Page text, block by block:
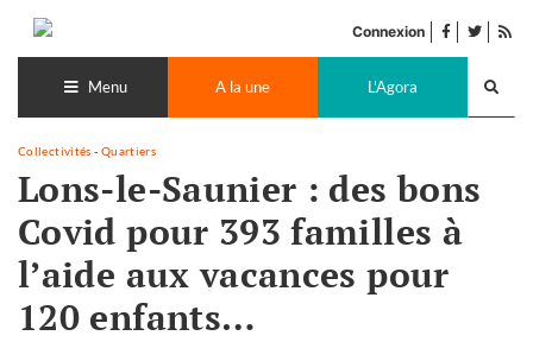
contenu
Connexion facebook
twitter
Menu A la une L'Agora
Collectivités - Quartiers
Lons-le-Saunier : des bons
Covid pour 393 familles à
l’aide aux vacances pour
120 enfants…